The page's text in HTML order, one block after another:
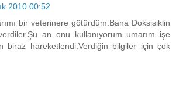
2010 00:52
bir veterinere götürdüm.Bana Doksisiklin
an onu kullanıyorum umarım işe
biraz hareketlendi.Verdiğin bilgiler için çok